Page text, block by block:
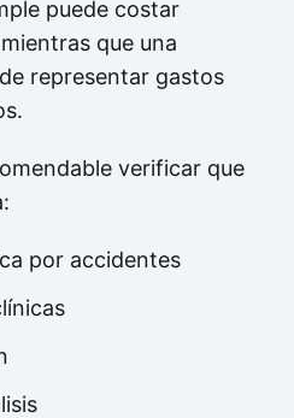
puede costar
que una
representar gastos
verificar que
por accidentes